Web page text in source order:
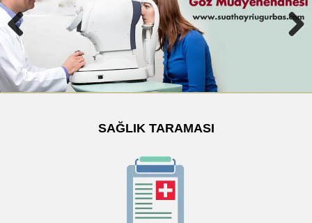
Previous
SAĞLIK TARAMASI